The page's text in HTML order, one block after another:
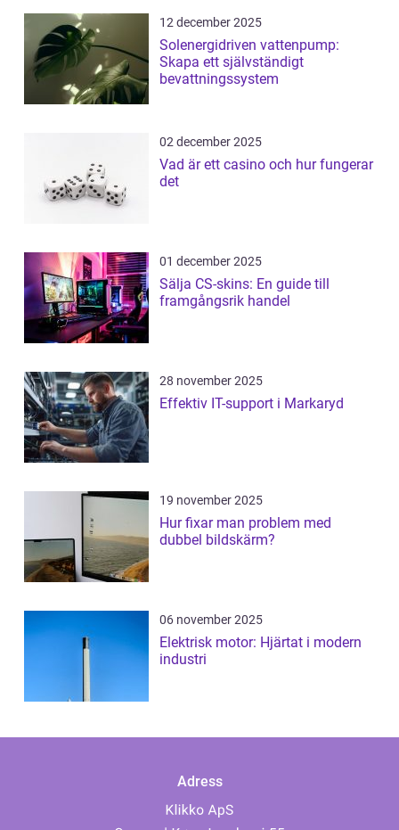
12 december 2025
Solenergidriven vattenpump:
Skapa ett självständigt
bevattningssystem
02 december 2025
Vad är ett casino och hur fungerar
det
01 december 2025
Sälja CS-skins: En guide till
framgångsrik handel
28 november 2025
Effektiv IT-support i Markaryd
19 november 2025
Hur fixar man problem med
dubbel bildskärm?
06 november 2025
Elektrisk motor: Hjärtat i modern
industri
Adress